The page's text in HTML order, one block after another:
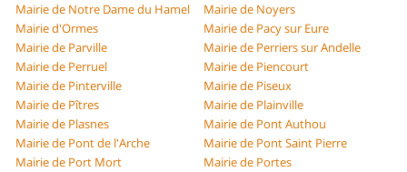
Mairie de Notre Dame du Hamel
Mairie de Noyers
Mairie d'Ormes
Mairie de Pacy sur Eure
Mairie de Parville
Mairie de Perriers sur Andelle
Mairie de Perruel
Mairie de Piencourt
Mairie de Pinterville
Mairie de Piseux
Mairie de Pîtres
Mairie de Plainville
Mairie de Plasnes
Mairie de Pont Authou
Mairie de Pont de l'Arche
Mairie de Pont Saint Pierre
Mairie de Port Mort
Mairie de Portes